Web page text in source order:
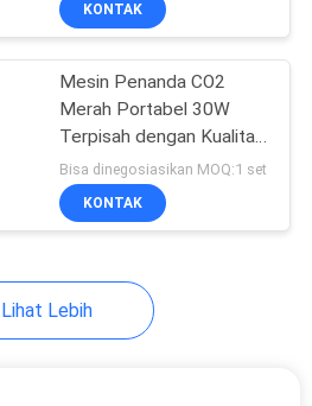
Presisi
KONTAK
Mesin Penanda CO2
Merah Portabel 30W
Terpisah dengan Kualitas
Terjamin
Bisa dinegosiasikan MOQ:1 set
KONTAK
Lihat Lebih